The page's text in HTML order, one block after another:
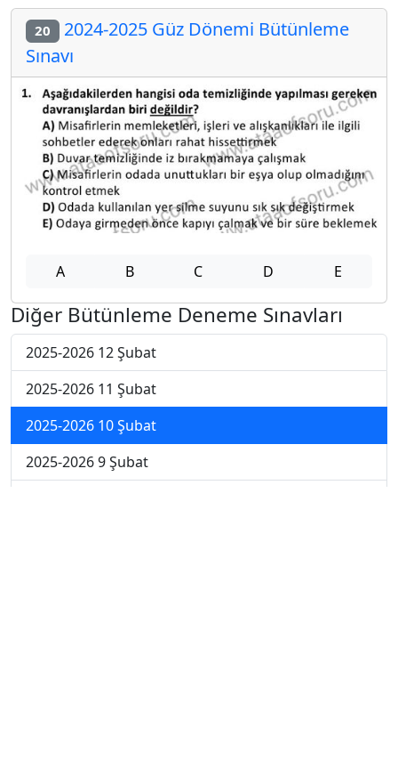
20 2024-2025 Güz Dönemi Bütünleme
Sınavı
A B C D E
Diğer Bütünleme Deneme Sınavları
2025-2026 12 Şubat
2025-2026 11 Şubat
2025-2026 10 Şubat
2025-2026 9 Şubat